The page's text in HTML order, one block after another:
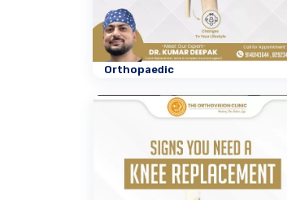
Orthopaedic